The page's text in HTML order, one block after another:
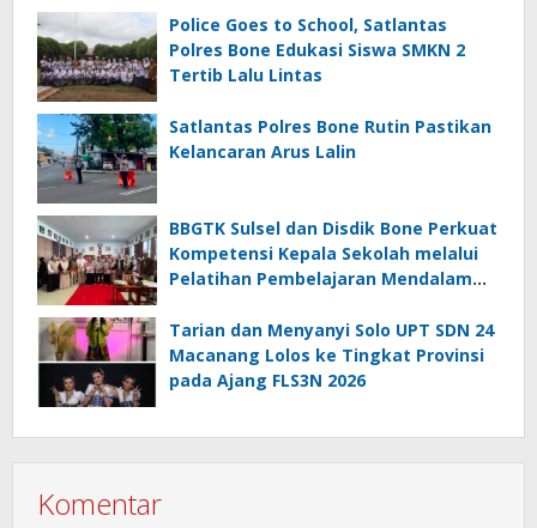
Police Goes to School, Satlantas
Polres Bone Edukasi Siswa SMKN 2
Tertib Lalu Lintas
Satlantas Polres Bone Rutin Pastikan
Kelancaran Arus Lalin
BBGTK Sulsel dan Disdik Bone Perkuat
Kompetensi Kepala Sekolah melalui
Pelatihan Pembelajaran Mendalam
Tarian dan Menyanyi Solo UPT SDN 24
Macanang Lolos ke Tingkat Provinsi
pada Ajang FLS3N 2026
Komentar